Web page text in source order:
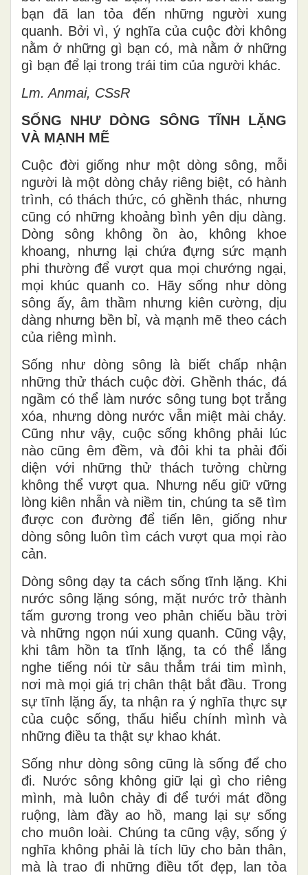
bạn đã lan tỏa đến những người xung
quanh. Bởi vì, ý nghĩa của cuộc đời không
nằm ở những gì bạn có, mà nằm ở những
gì bạn để lại trong trái tim của người khác.
Lm. Anmai, CSsR
SỐNG NHƯ DÒNG SÔNG TĨNH LẶNG
VÀ MẠNH MẼ
Cuộc đời giống như một dòng sông, mỗi
người là một dòng chảy riêng biệt, có hành
trình, có thách thức, có ghềnh thác, nhưng
cũng có những khoảng bình yên dịu dàng.
Dòng sông không ồn ào, không khoe
khoang, nhưng lại chứa đựng sức mạnh
phi thường để vượt qua mọi chướng ngại,
mọi khúc quanh co. Hãy sống như dòng
sông ấy, âm thầm nhưng kiên cường, dịu
dàng nhưng bền bỉ, và mạnh mẽ theo cách
của riêng mình.
Sống như dòng sông là biết chấp nhận
những thử thách cuộc đời. Ghềnh thác, đá
ngầm có thể làm nước sông tung bọt trắng
xóa, nhưng dòng nước vẫn miệt mài chảy.
Cũng như vậy, cuộc sống không phải lúc
nào cũng êm đềm, và đôi khi ta phải đối
diện với những thử thách tưởng chừng
không thể vượt qua. Nhưng nếu giữ vững
lòng kiên nhẫn và niềm tin, chúng ta sẽ tìm
được con đường để tiến lên, giống như
dòng sông luôn tìm cách vượt qua mọi rào
cản.
Dòng sông dạy ta cách sống tĩnh lặng. Khi
nước sông lặng sóng, mặt nước trở thành
tấm gương trong veo phản chiếu bầu trời
và những ngọn núi xung quanh. Cũng vậy,
khi tâm hồn ta tĩnh lặng, ta có thể lắng
nghe tiếng nói từ sâu thẳm trái tim mình,
nơi mà mọi giá trị chân thật bắt đầu. Trong
sự tĩnh lặng ấy, ta nhận ra ý nghĩa thực sự
của cuộc sống, thấu hiểu chính mình và
những điều ta thật sự khao khát.
Sống như dòng sông cũng là sống để cho
đi. Nước sông không giữ lại gì cho riêng
mình, mà luôn chảy đi để tưới mát đồng
ruộng, làm đầy ao hồ, mang lại sự sống
cho muôn loài. Chúng ta cũng vậy, sống ý
nghĩa không phải là tích lũy cho bản thân,
mà là trao đi những điều tốt đẹp, lan tỏa